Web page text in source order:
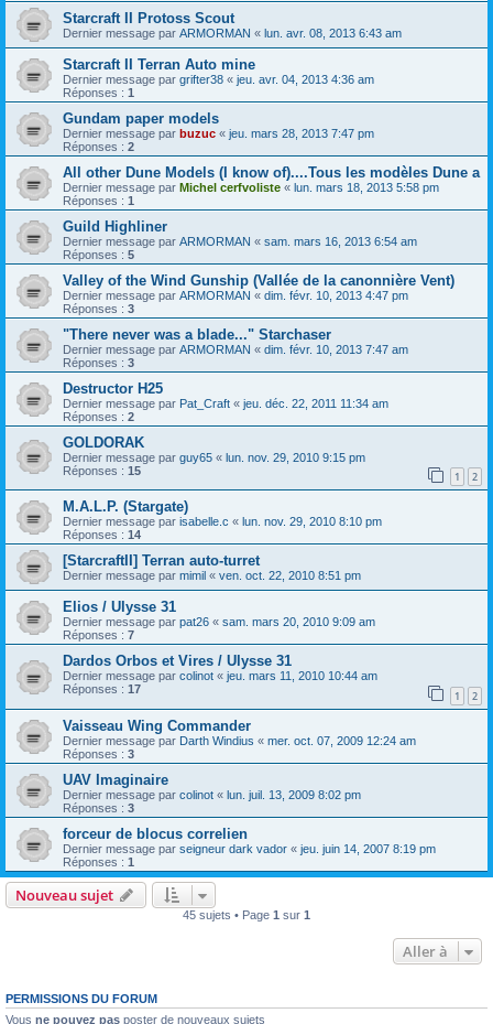
Starcraft II Protoss Scout
Dernier message par ARMORMAN « lun. avr. 08, 2013 6:43 am
Starcraft II Terran Auto mine
Dernier message par grifter38 « jeu. avr. 04, 2013 4:36 am
Réponses : 1
Gundam paper models
Dernier message par buzuc « jeu. mars 28, 2013 7:47 pm
Réponses : 2
All other Dune Models (I know of)....Tous les modèles Dune a
Dernier message par Michel cerfvoliste « lun. mars 18, 2013 5:58 pm
Réponses : 1
Guild Highliner
Dernier message par ARMORMAN « sam. mars 16, 2013 6:54 am
Réponses : 5
Valley of the Wind Gunship (Vallée de la canonnière Vent)
Dernier message par ARMORMAN « dim. févr. 10, 2013 4:47 pm
Réponses : 3
"There never was a blade..." Starchaser
Dernier message par ARMORMAN « dim. févr. 10, 2013 7:47 am
Réponses : 3
Destructor H25
Dernier message par Pat_Craft « jeu. déc. 22, 2011 11:34 am
Réponses : 2
GOLDORAK
Dernier message par guy65 « lun. nov. 29, 2010 9:15 pm
Réponses : 15 1 2
M.A.L.P. (Stargate)
Dernier message par isabelle.c « lun. nov. 29, 2010 8:10 pm
Réponses : 14
[StarcraftII] Terran auto-turret
Dernier message par mimil « ven. oct. 22, 2010 8:51 pm
Elios / Ulysse 31
Dernier message par pat26 « sam. mars 20, 2010 9:09 am
Réponses : 7
Dardos Orbos et Vires / Ulysse 31
Dernier message par colinot « jeu. mars 11, 2010 10:44 am
Réponses : 17 1 2
Vaisseau Wing Commander
Dernier message par Darth Windius « mer. oct. 07, 2009 12:24 am
Réponses : 3
UAV Imaginaire
Dernier message par colinot « lun. juil. 13, 2009 8:02 pm
Réponses : 3
forceur de blocus correlien
Dernier message par seigneur dark vador « jeu. juin 14, 2007 8:19 pm
Réponses : 1
Nouveau sujet
45 sujets • Page 1 sur 1
Aller à
PERMISSIONS DU FORUM
Vous ne pouvez pas poster de nouveaux sujets